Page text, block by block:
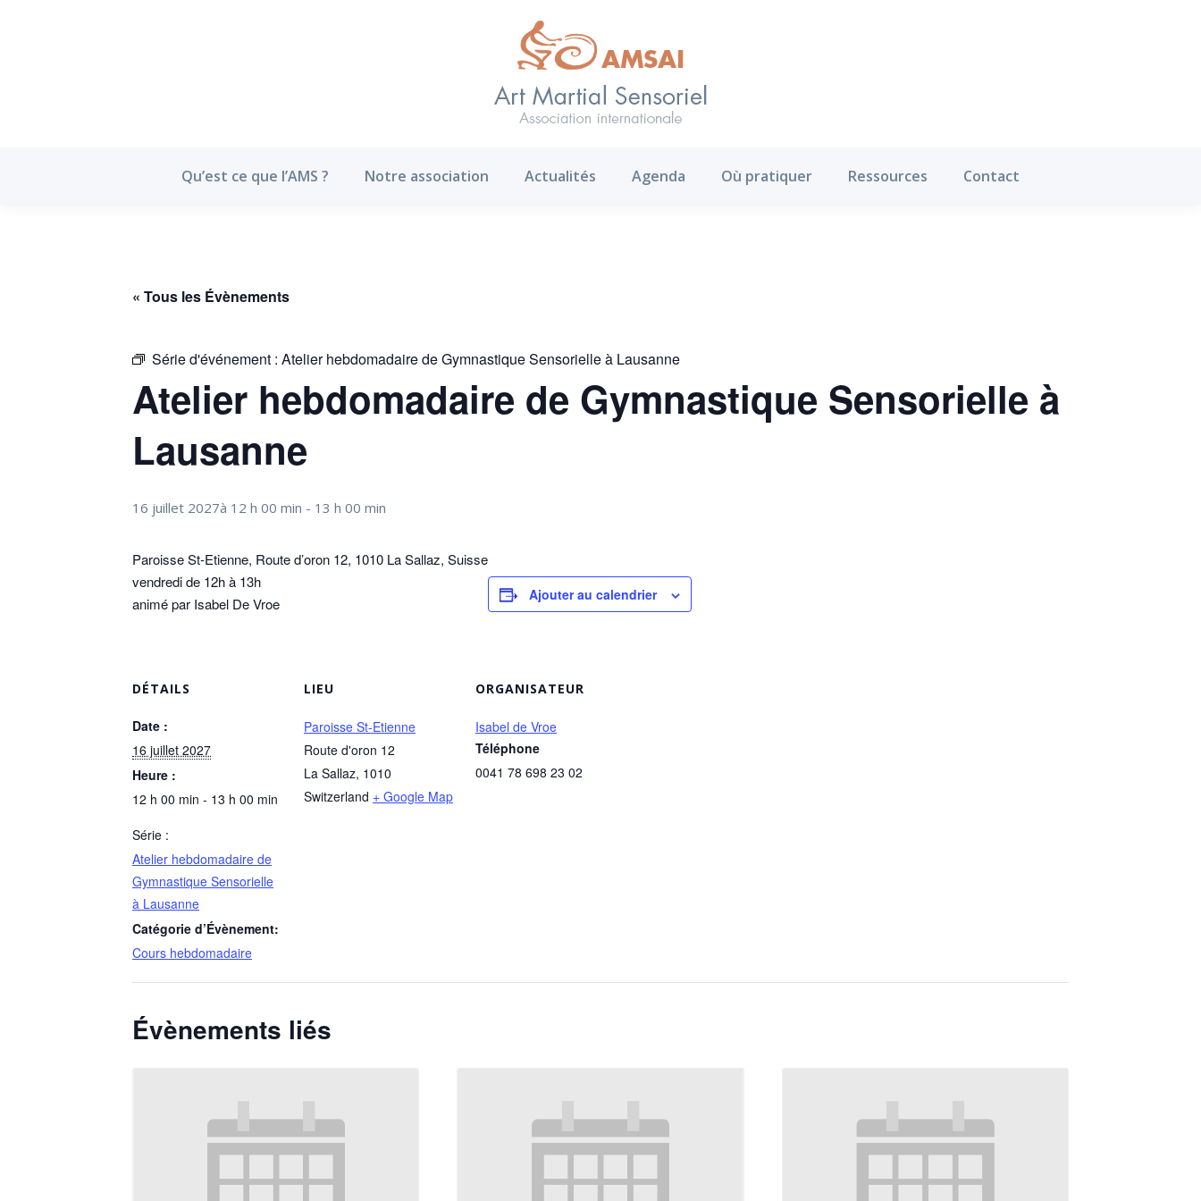
Qu’est ce que l’AMS ? Notre association Actualités Agenda Où pratiquer Ressources Contact
« Tous les Évènements
Série d'événement : Atelier hebdomadaire de Gymnastique Sensorielle à Lausanne
Atelier hebdomadaire de Gymnastique Sensorielle à
Lausanne
16 juillet 2027à 12 h 00 min - 13 h 00 min
Paroisse St-Etienne, Route d’oron 12, 1010 La Sallaz, Suisse
vendredi de 12h à 13h
animé par Isabel De Vroe
Ajouter au calendrier
DÉTAILS
Date :
16 juillet 2027
Heure :
12 h 00 min - 13 h 00 min
Série :
Atelier hebdomadaire de
Gymnastique Sensorielle
à Lausanne
Catégorie d’Évènement:
Cours hebdomadaire
LIEU
Paroisse St-Etienne
Route d'oron 12
La Sallaz, 1010
Switzerland + Google Map
ORGANISATEUR
Isabel de Vroe
Téléphone
0041 78 698 23 02
Évènements liés
Notre association